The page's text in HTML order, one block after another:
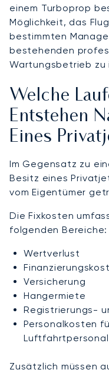
einem Turboprop
Möglichkeit, das
bestimmten
bestehenden
Wartungsbetrieb zu
Welche
Entstehen
Eines
Im Gegensatz zu
Besitz eines
vom Eigentümer
Die Fixkosten
folgenden Bereiche:
Wertverlust
Versicherung
Hangermiete
Registrierungs-
Personalkosten
Luftfahrtpersonal
Zusätzlich müssen